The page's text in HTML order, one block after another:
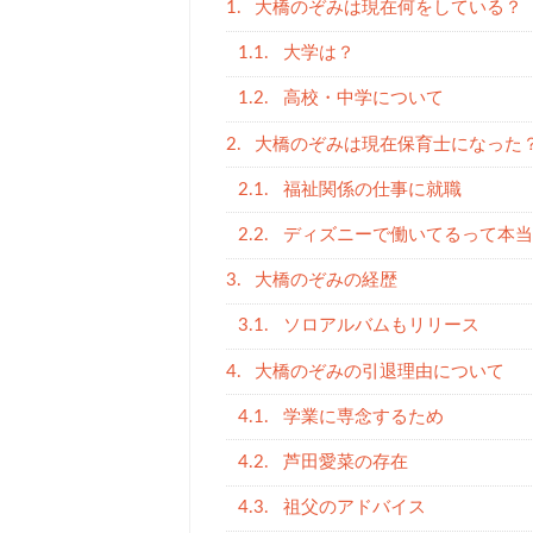
1. 大橋のぞみは現在何をしている？
1.1. 大学は？
1.2. 高校・中学について
2. 大橋のぞみは現在保育士になった
2.1. 福祉関係の仕事に就職
2.2. ディズニーで働いてるって本
3. 大橋のぞみの経歴
3.1. ソロアルバムもリリース
4. 大橋のぞみの引退理由について
4.1. 学業に専念するため
4.2. 芦田愛菜の存在
4.3. 祖父のアドバイス